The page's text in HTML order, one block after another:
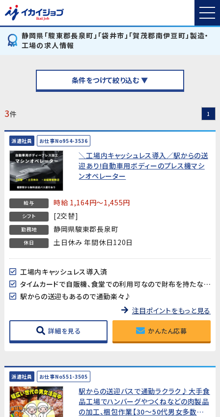
静岡県「駿東郡長泉町」「袋井市」「賀茂郡南伊豆町」製造・
工場の求人情報
条件をつけて絞り込む ▼
3件 1
派遣社員 お仕事No954-3536
＼工場内キャッシュレス導入／駅からの送
迎あり!自動車用ボディーのプレス機マシ
ンオペレーター
給与 時給 1,164円～1,455円
シフト [2交替]
勤務地 静岡県駿東郡長泉町
休日 土日休み 年間休日120日
工場内キャッシュレス導入済
タイムカードで自販機、食堂での利用可なので財布を持たなくても支払い可能
駅からの送迎もあるので通勤楽々♪
注目ポイントをもっと見る
詳細を見る かんたん応募
派遣社員 お仕事No551-3505
駅からの送迎バスで通勤ラクラク♪大手食
品工場でハンバーグやつくねなどの肉製品
の加工、梱包作業【30～50代男女多数活